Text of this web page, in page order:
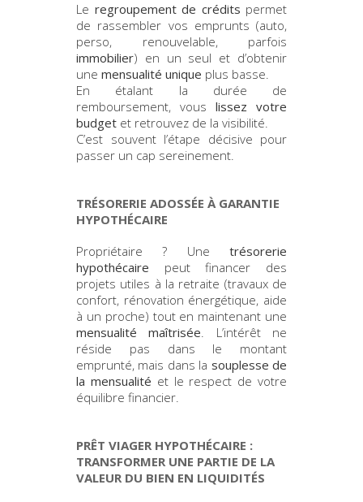
Le regroupement de crédits permet
de rassembler vos emprunts (auto,
perso, renouvelable, parfois
immobilier) en un seul et d’obtenir
une mensualité unique plus basse.
En étalant la durée de
remboursement, vous lissez votre
budget et retrouvez de la visibilité.
C’est souvent l’étape décisive pour
passer un cap sereinement.
TRÉSORERIE ADOSSÉE À GARANTIE
HYPOTHÉCAIRE
Propriétaire ? Une trésorerie
hypothécaire peut financer des
projets utiles à la retraite (travaux de
confort, rénovation énergétique, aide
à un proche) tout en maintenant une
mensualité maîtrisée . L’intérêt ne
réside pas dans le montant
emprunté, mais dans la souplesse de
la mensualité et le respect de votre
équilibre financier.
PRÊT VIAGER HYPOTHÉCAIRE :
TRANSFORMER UNE PARTIE DE LA
VALEUR DU BIEN EN LIQUIDITÉS